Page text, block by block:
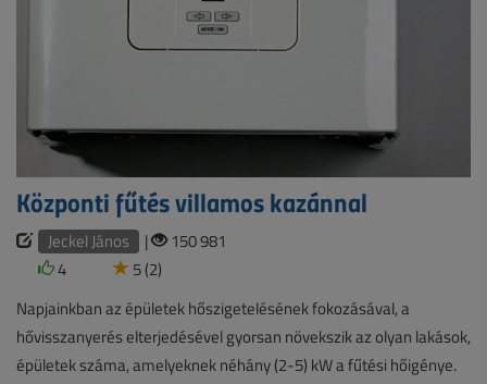
Központi fűtés villamos kazánnal
Jeckel János |
150 981
4
5 (2)
Napjainkban az épületek hőszigetelésének fokozásával, a
hővisszanyerés elterjedésével gyorsan növekszik az olyan lakások,
épületek száma, amelyeknek néhány (2-5) kW a fűtési hőigénye.